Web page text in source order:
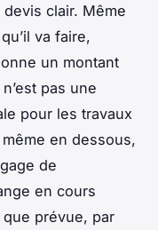
clair. Même
va faire,
un montant
pas une
pour les travaux
en dessous,
de
en cours
prévue, par